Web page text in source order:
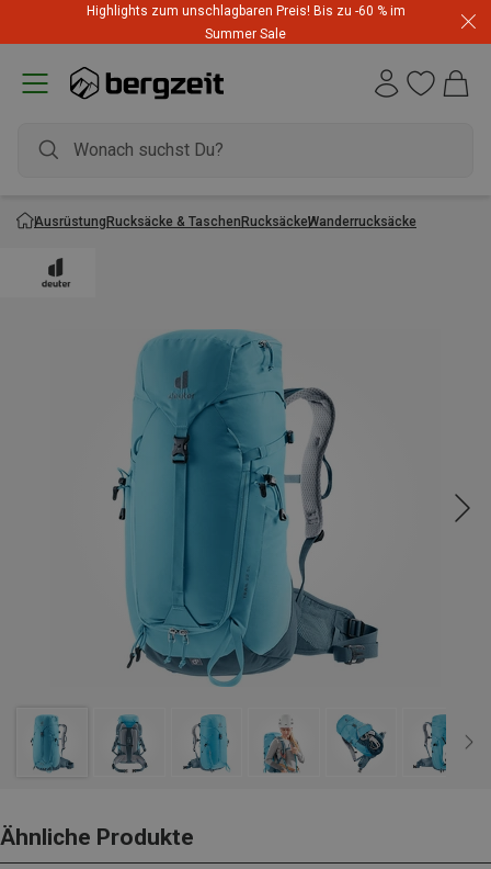
Highlights zum unschlagbaren Preis! Bis zu -60 % im
Summer Sale
AusrüstungRucksäcke & TaschenRucksäckeWanderrucksäcke
Ähnliche Produkte